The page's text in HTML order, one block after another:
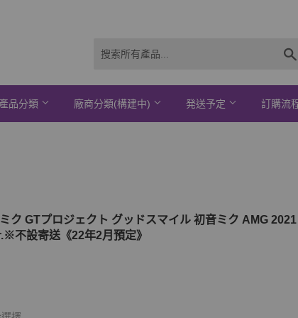
產品分類 廠商分類(構建中) 発送予定 訂購流
ク GTプロジェクト グッドスマイル 初音ミク AMG
不設寄送《22年2月預定》